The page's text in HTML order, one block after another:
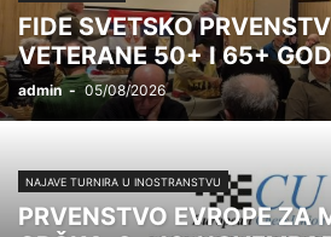
FIDE SVETSKO
VETERANE 50+ I 65+
admin - 05/08/2026
NAJAVE TURNIRA U INOSTRANSTVU
PRVENSTVO EVROPE ZA